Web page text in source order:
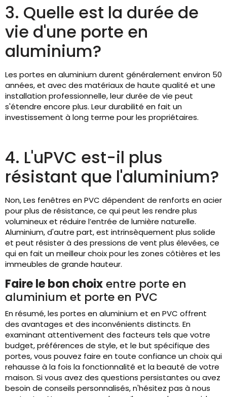
3. Quelle est la durée de
vie d'une porte en
aluminium?
Les portes en aluminium durent généralement environ 50
années, et avec des matériaux de haute qualité et une
installation professionnelle, leur durée de vie peut
s'étendre encore plus. Leur durabilité en fait un
investissement à long terme pour les propriétaires.
4. L'uPVC est-il plus
résistant que l'aluminium?
Non, Les fenêtres en PVC dépendent de renforts en acier
pour plus de résistance, ce qui peut les rendre plus
volumineux et réduire l’entrée de lumière naturelle.
Aluminium, d'autre part, est intrinsèquement plus solide
et peut résister à des pressions de vent plus élevées, ce
qui en fait un meilleur choix pour les zones côtières et les
immeubles de grande hauteur.
Faire le bon choixentre porte en
aluminium et porte en PVC
En résumé, les portes en aluminium et en PVC offrent
des avantages et des inconvénients distincts. En
examinant attentivement des facteurs tels que votre
budget, préférences de style, et le but spécifique des
portes, vous pouvez faire en toute confiance un choix qui
rehausse à la fois la fonctionnalité et la beauté de votre
maison. Si vous avez des questions persistantes ou avez
besoin de conseils personnalisés, n'hésitez pas à nous